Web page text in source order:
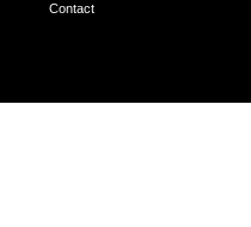
Contact